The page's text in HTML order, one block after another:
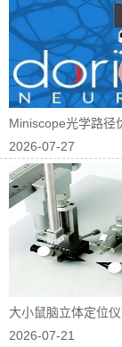
Miniscope光学路径
噪...
2026-07-27
大小鼠脑立体定位
微镜进行在体...
2026-07-21